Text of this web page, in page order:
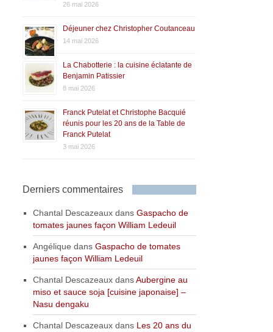
26 mai 2026
Déjeuner chez Christopher Coutanceau
14 mai 2026
La Chabotterie : la cuisine éclatante de
Benjamin Patissier
8 mai 2026
Franck Putelat et Christophe Bacquié
réunis pour les 20 ans de la Table de
Franck Putelat
3 mai 2026
Derniers commentaires
Chantal Descazeaux dansGaspacho de
tomates jaunes façon William Ledeuil
Angélique dansGaspacho de tomates
jaunes façon William Ledeuil
Chantal Descazeaux dansAubergine au
miso et sauce soja [cuisine japonaise] –
Nasu dengaku
Chantal Descazeaux dans Les 20 ans du